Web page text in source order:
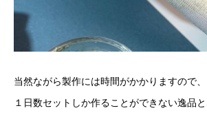
当然ながら製作には時間がかかりますので
１日数セットしか作ることができない逸品と